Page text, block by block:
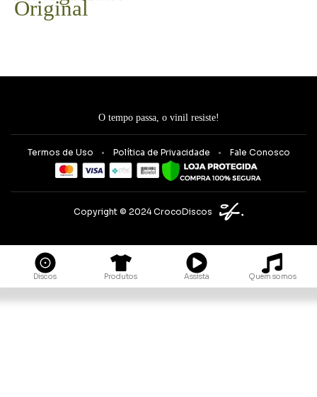
Original
O tempo passa, o vinil resiste!
Termos de Uso Política de Privacidade Fale Conosco
Copyright © 2024 CrocoDiscos
Discos Produtos Assista Quem somos